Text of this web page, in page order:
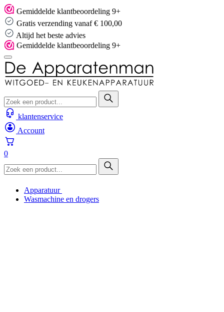
Skip
to
content
Gemiddelde klantbeoordeling 9+
Gratis verzending vanaf € 100,00
Altijd het beste advies
Gemiddelde klantbeoordeling 9+
klantenservice
Account
0
Apparatuur
Wasmachine en drogers